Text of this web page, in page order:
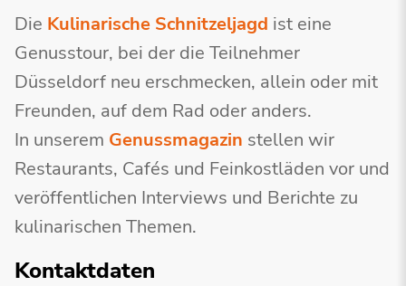
Die Kulinarische Schnitzeljagd ist eine
Genusstour, bei der die Teilnehmer
Düsseldorf neu erschmecken, allein oder mit
Freunden, auf dem Rad oder anders.
In unserem Genussmagazin stellen wir
Restaurants, Cafés und Feinkostläden vor und
veröffentlichen Interviews und Berichte zu
kulinarischen Themen.
Kontaktdaten